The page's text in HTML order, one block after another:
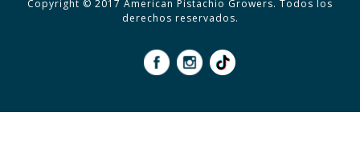
Copyright © 2017 American Pistachio Growers. Todos los
derechos reservados.